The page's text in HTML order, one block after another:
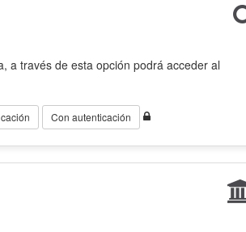
a través de esta opción podrá acceder al
Con autenticación